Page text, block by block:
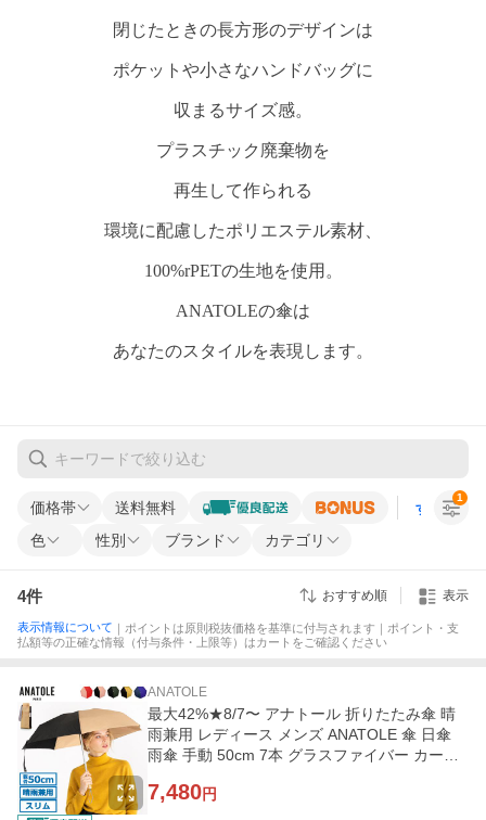
閉じたときの長方形のデザインは
ポケットや小さなハンドバッグに
収まるサイズ感。
プラスチック廃棄物を
再生して作られる
環境に配慮したポリエステル素材、
100%rPETの生地を使用。
ANATOLEの傘は
あなたのスタイルを表現します。
価格帯 送料無料 すべての条
色 性別 ブランド カテゴリ
1
4件 おすすめ順 表示
表示情報について ｜ポイントは原則税抜価格を基準に付与されます｜ポイント・支
払額等の正確な情報（付与条件・上限等）はカートをご確認ください
ANATOLE
最大42%★8/7〜 アナトール 折りたたみ傘 晴
雨兼用 レディース メンズ ANATOLE 傘 日傘
雨傘 手動 50cm 7本 グラスファイバー カーボ
7,480円